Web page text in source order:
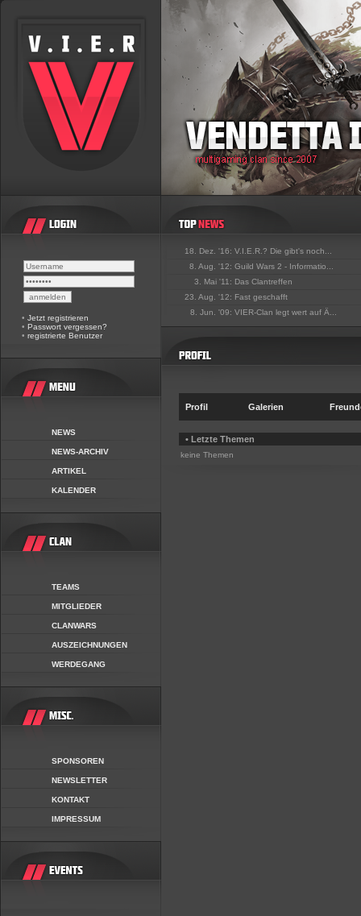
• Jetzt registrieren
• Passwort vergessen?
• registrierte Benutzer
NEWS
NEWS-ARCHIV
ARTIKEL
KALENDER
TEAMS
MITGLIEDER
CLANWARS
AUSZEICHNUNGEN
WERDEGANG
SPONSOREN
NEWSLETTER
KONTAKT
IMPRESSUM
18. Dez. '16: V.I.E.R.? Die gibt's noch...
8. Aug. '12: Guild Wars 2 - Informatio...
3. Mai '11: Das Clantreffen
23. Aug. '12: Fast geschafft
8. Jun. '09: VIER-Clan legt wert auf Ä...
Profil Galerien
• Letzte Themen
keine Themen